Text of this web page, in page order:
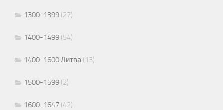
1300-1399 (27)
1400-1499 (54)
1400-1600 Литва(13)
1500-1599 (2)
1600-1647 (42)